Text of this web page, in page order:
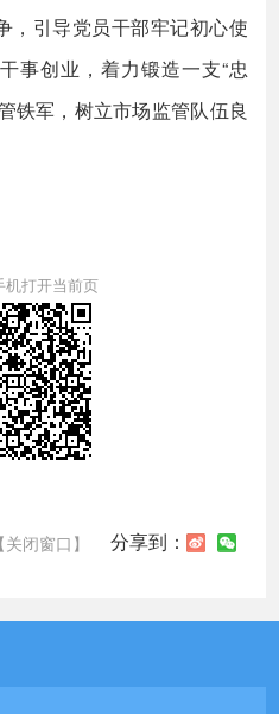
，引导党员干部牢记初心使
事创业，着力锻造一支“忠
铁军，树立市场监管队伍良
机打开当前页
【关闭窗口】 分享到：